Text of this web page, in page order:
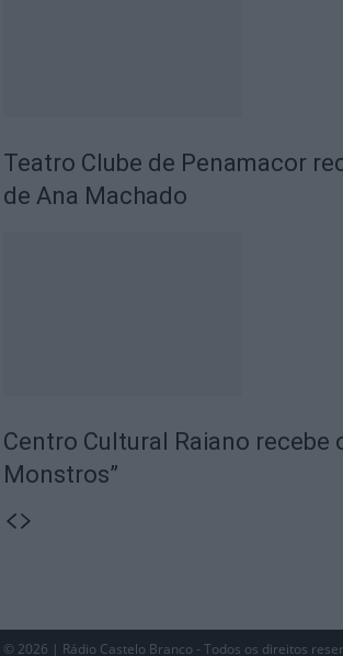
Teatro Clube de Penamacor
de Ana Machado
Centro Cultural Raiano recebe
Monstros”
© 2026 | Rádio Castelo Branco - Todos os direitos